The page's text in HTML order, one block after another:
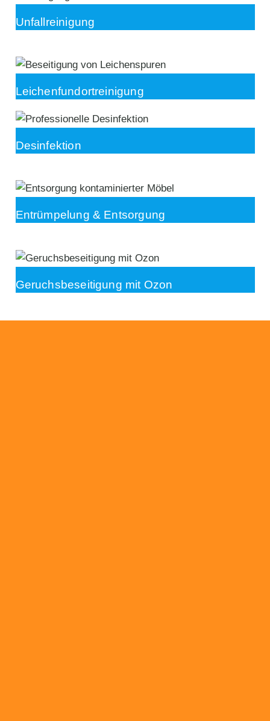
Unfallreinigung
Leichenfundortreinigung
Desinfektion
Entrümpelung & Entsorgung
Geruchsbeseitigung mit Ozon